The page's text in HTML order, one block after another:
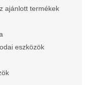
ajánlott termékek
eszközök